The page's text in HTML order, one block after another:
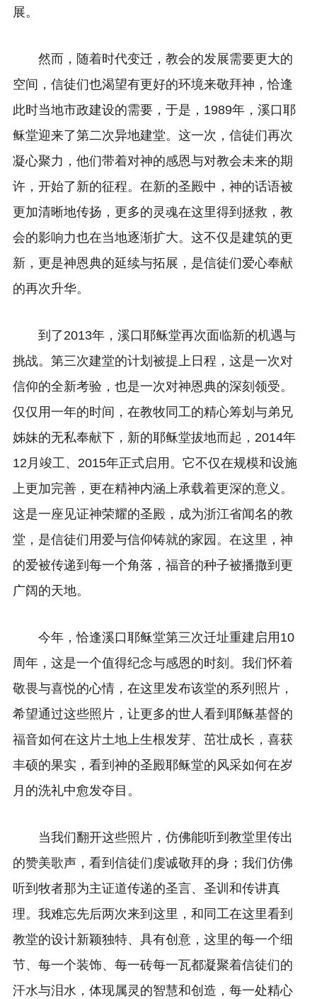
展。
然而，随着时代变迁，教会的发展需要更大的
空间，信徒们也渴望有更好的环境来敬拜神，恰逢
此时当地市政建设的需要，于是，1989年，溪口耶
稣堂迎来了第二次异地建堂。这一次，信徒们再次
凝心聚力，他们带着对神的感恩与对教会未来的期
许，开始了新的征程。在新的圣殿中，神的话语被
更加清晰地传扬，更多的灵魂在这里得到拯救，教
会的影响力也在当地逐渐扩大。这不仅是建筑的更
新，更是神恩典的延续与拓展，是信徒们爱心奉献
的再次升华。
到了2013年，溪口耶稣堂再次面临新的机遇与
挑战。第三次建堂的计划被提上日程，这是一次对
信仰的全新考验，也是一次对神恩典的深刻领受。
仅仅用一年的时间，在教牧同工的精心筹划与弟兄
姊妹的无私奉献下，新的耶稣堂拔地而起，2014年
12月竣工、2015年正式启用。它不仅在规模和设施
上更加完善，更在精神内涵上承载着更深的意义。
这是一座见证神荣耀的圣殿，成为浙江省闻名的教
堂，是信徒们用爱与信仰铸就的家园。在这里，神
的爱被传递到每一个角落，福音的种子被播撒到更
广阔的天地。
今年，恰逢溪口耶稣堂第三次迁址重建启用10
周年，这是一个值得纪念与感恩的时刻。我们怀着
敬畏与喜悦的心情，在这里发布该堂的系列照片，
希望通过这些照片，让更多的世人看到耶稣基督的
福音如何在这片土地上生根发芽、茁壮成长，喜获
丰硕的果实，看到神的圣殿耶稣堂的风采如何在岁
月的洗礼中愈发夺目。
当我们翻开这些照片，仿佛能听到教堂里传出
的赞美歌声，看到信徒们虔诚敬拜的身；我们仿佛
听到牧者那为主证道传递的圣言、圣训和传讲真
理。我难忘先后两次来到这里，和同工在这里看到
教堂的设计新颖独特、具有创意，这里的每一个细
节、每一个装饰、每一砖每一瓦都凝聚着信徒们的
汗水与泪水，体现属灵的智慧和创造，每一处精心